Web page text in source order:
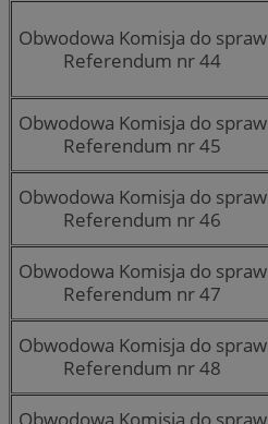
Obwodowa Komisja do spraw
Referendum nr 44
Obwodowa Komisja do spraw
Referendum nr 45
Obwodowa Komisja do spraw
Referendum nr 46
Obwodowa Komisja do spraw
Referendum nr 47
Obwodowa Komisja do spraw
Referendum nr 48